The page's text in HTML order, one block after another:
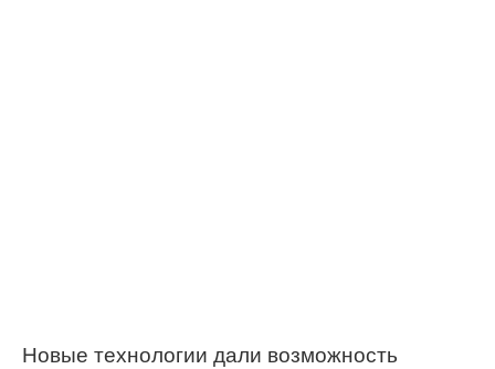
Новые технологии дали возможность